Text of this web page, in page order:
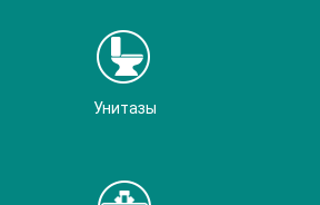
Унитазы